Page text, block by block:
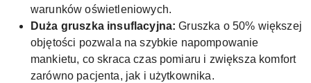
warunków oświetleniowych.
Duża gruszka insuflacyjna: Gruszka o 50% większej
objętości pozwala na szybkie napompowanie
mankietu, co skraca czas pomiaru i zwiększa komfort
zarówno pacjenta, jak i użytkownika.